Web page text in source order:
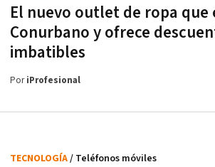
El nuevo outlet de ropa que
Conurbano y ofrece
imbatibles
PoriProfesional
TECNOLOGÍA/ Teléfonos móviles